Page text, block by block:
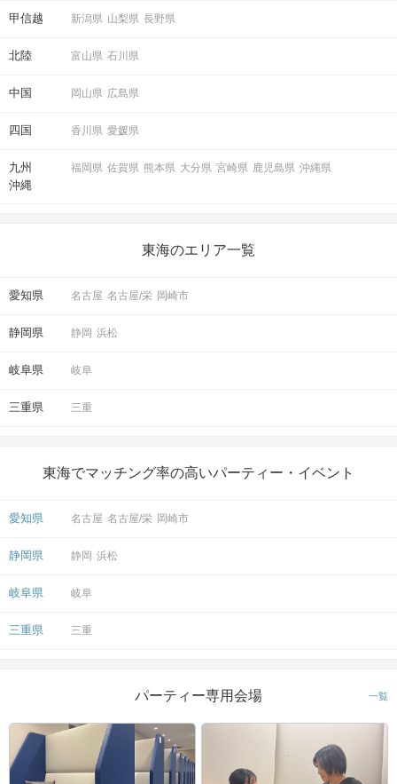
改札を出て階段下にて
PARTY☆PARTYの目印を持ったスタッフがお待ちしておりま
②本人確認書類の事前アップロード
に、ご協力をお願いいたします。
ご参加いただくことができません。
原則10分以上の遅れてのご参加はお断りしております。
STEP2 パーティー説明
専属のスタッフがパーティーの流れを説明します。
分からない事がありましたらお気軽に聞いて下さい♪
スタッフよりおススメスポットの説明等もご案内もさせていた
STEP4 おさんぽタイム
皆さまのご出発をスタッフがお見送りいたします！
※食べ歩き代は各自でご精算となります。
STEP5 解散時間も自由！
甲信越 新潟県 山梨県 長野県
北陸 富山県 石川県
中国 岡山県 広島県
四国 香川県 愛媛県
九州
沖縄
福岡県 佐賀県 熊本県 大分県 宮崎県 鹿児島県 沖縄県
東海のエリア一覧
愛知県 名古屋 名古屋/栄 岡崎市
静岡県 静岡 浜松
岐阜県 岐阜
三重県 三重
東海でマッチング率の高いパーティー・イベント
愛知県 名古屋 名古屋/栄 岡崎市
静岡県 静岡 浜松
岐阜県 岐阜
三重県 三重
パーティー専用会場 一覧